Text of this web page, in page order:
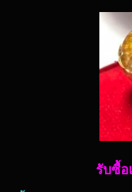
รับซื้อ